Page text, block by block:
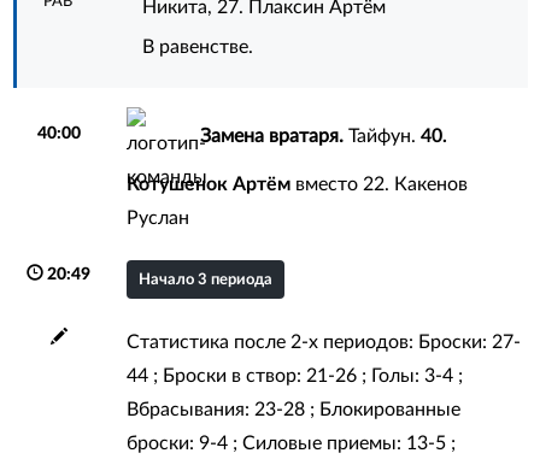
Никита, 27. Плаксин Артём
В равенстве.
40:00 Замена вратаря.Тайфун. 40.
Котушенок Артёмвместо 22. Какенов
Руслан
20:49 Начало 3 периода
Статистика после 2-х периодов: Броски: 27-
44 ; Броски в створ: 21-26 ; Голы: 3-4 ;
Вбрасывания: 23-28 ; Блокированные
броски: 9-4 ; Силовые приемы: 13-5 ;